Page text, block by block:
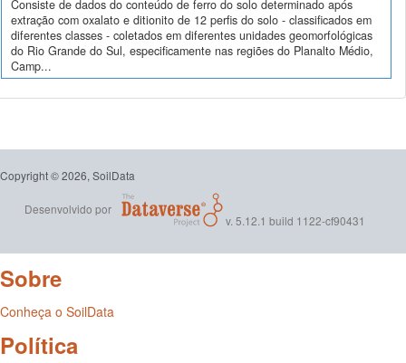
Consiste de dados do conteúdo de ferro do solo determinado após
extração com oxalato e ditionito de 12 perfis do solo - classificados em
diferentes classes - coletados em diferentes unidades geomorfológicas
do Rio Grande do Sul, especificamente nas regiões do Planalto Médio,
Camp...
Copyright © 2026, SoilData
Desenvolvido por
v. 5.12.1 build 1122-cf90431
Sobre
Conheça o SoilData
Política